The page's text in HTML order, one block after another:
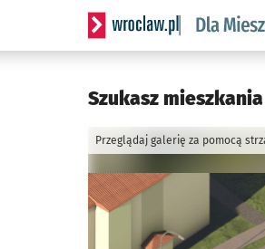
Serwis informacyjny
Szukasz
Przeglądaj galerię za pomocą